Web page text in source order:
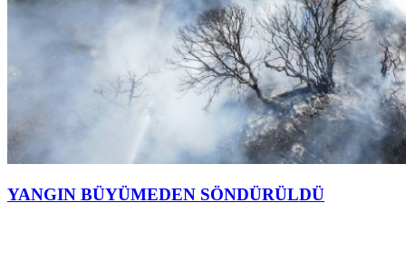
YANGIN BÜYÜMEDEN SÖNDÜRÜLDÜ